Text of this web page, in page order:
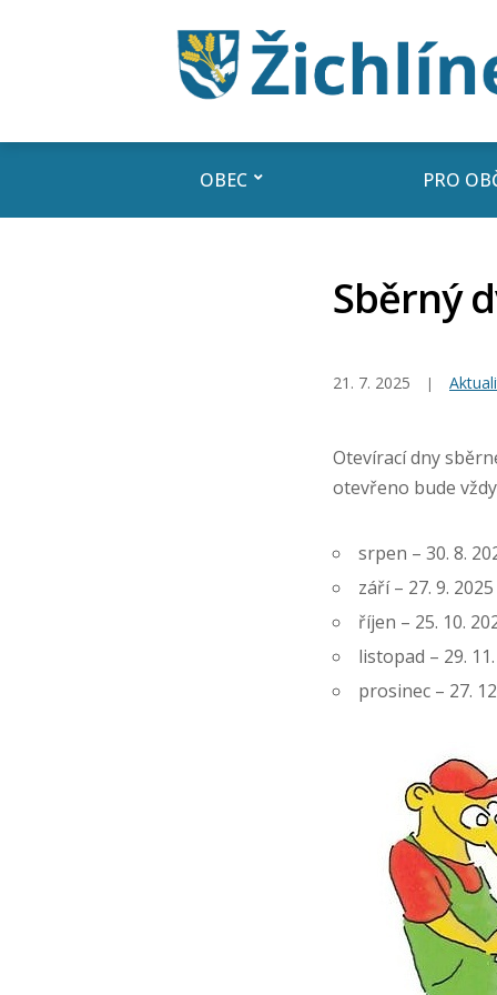
OBEC PRO
Sběrný
21. 7. 2025
Otevírací dny
otevřeno bude
srpen – 30. 8.
září – 27. 9. 2025
říjen – 25. 10.
listopad – 29.
prosinec – 27.